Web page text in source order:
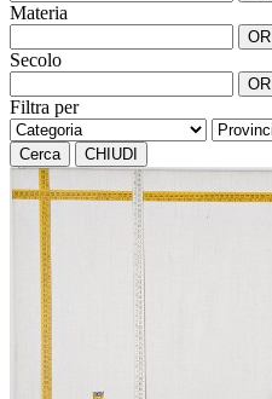
Materia
OR
Secolo
OR
Filtra per
Cerca CHIUDI